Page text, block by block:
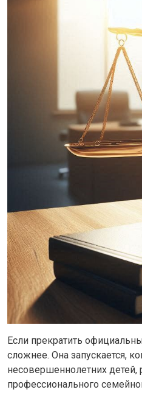
Если прекратить
сложнее. Она запускается,
несовершеннолетних
профессионального